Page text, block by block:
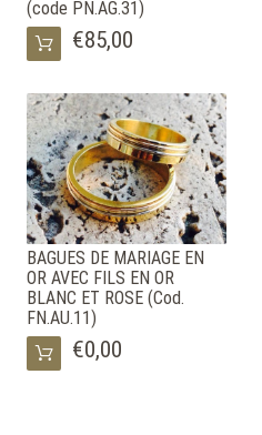
(code PN.AG.31)
€85,00
BAGUES DE MARIAGE EN
OR AVEC FILS EN OR
BLANC ET ROSE (Cod.
FN.AU.11)
€0,00